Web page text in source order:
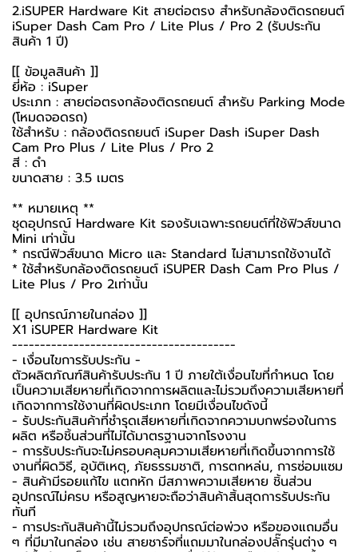
2.iSUPER Hardware Kit สายต่อตรง สำหรับกล้องติดรถยนต์
iSuper Dash Cam Pro / Lite Plus / Pro 2 (รับประกัน
สินค้า 1 ปี)
[[ ข้อมูลสินค้า ]]
ยี่ห้อ : iSuper
ประเภท : สายต่อตรงกล้องติดรถยนต์ สำหรับ Parking Mode
(โหมดจอดรถ)
ใช้สำหรับ : กล้องติดรถยนต์ iSuper Dash iSuper Dash
Cam Pro Plus / Lite Plus / Pro 2
สี : ดำ
ขนาดสาย : 3.5 เมตร
** หมายเหตุ **
ชุดอุปกรณ์ Hardware Kit รองรับเฉพาะรถยนต์ที่ใช้ฟิวส์ขนาด
Mini เท่านั้น
* กรณีฟิวส์ขนาด Micro และ Standard ไม่สามารถใช้งานได้
* ใช้สำหรับกล้องติดรถยนต์ iSUPER Dash Cam Pro Plus /
Lite Plus / Pro 2เท่านั้น
[[ อุปกรณ์ภายในกล่อง ]]
X1 iSUPER Hardware Kit
----------------------------------------
-️ เงื่อนไขการรับประกัน -️
ตัวผลิตภัณฑ์สินค้ารับประกัน 1 ปี ภายใต้เงื่อนไขที่กำหนด โดย
เป็นความเสียหายที่เกิดจากการผลิตและไม่รวมถึงความเสียหายที่
เกิดจากการใช้งานที่ผิดประเภท โดยมีเงื่อนไขดังนี้
- รับประกันสินค้าที่ชำรุดเสียหายที่เกิดจากความบกพร่องในการ
ผลิต หรือชิ้นส่วนที่ไม่ได้มาตรฐานจากโรงงาน
- การรับประกันจะไม่ครอบคลุมความเสียหายที่เกิดขึ้นจากการใช้
งานที่ผิดวิธี, อุบัติเหตุ, ภัยธรรมชาติ, การตกหล่น, การซ่อมแซม
- สินค้ามีรอยแก้ไข แตกหัก มีสภาพความเสียหาย ชิ้นส่วน
อุปกรณ์ไม่ครบ หรือสูญหายจะถือว่าสินค้าสิ้นสุดการรับประกัน
ทันที
- การประกันสินค้านี้ไม่รวมถึงอุปกรณ์ต่อพ่วง หรือของแถมอื่น
ๆ ที่มีมาในกล่อง เช่น สายชาร์จที่แถมมาในกล่องปลั๊กรุ่นต่าง ๆ